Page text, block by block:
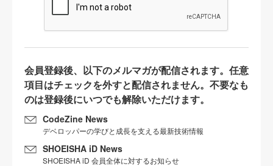
会員登録後、以下のメルマガが配信されます。任意
項目はチェックを外すと配信されません。不要なも
のは登録後にいつでも解除いただけます。
CodeZine News
デベロッパーの学びと成長を支える最新技術情報
SHOEISHA iD News
SHOEISHA iD 会員全体に対するお知らせ